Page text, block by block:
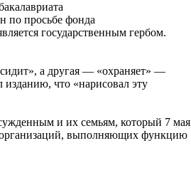
по просьбе фонда
государственным гербом.
а другая — «охраняет» —
что «нарисовал эту
и их семьям, который 7 мая
выполняющих функцию